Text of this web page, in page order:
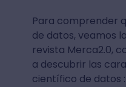
Para comprender
de datos, veamos
revista Merca2.0,
a descubrir las
científico de datos :